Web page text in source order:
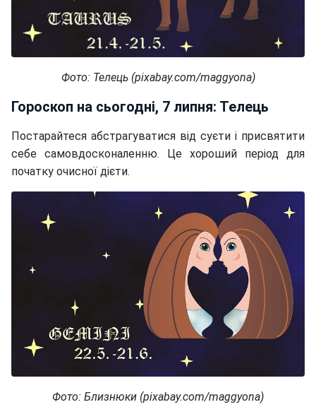
Фото: Телець (pixabay.com/maggyona)
Гороскоп на сьогодні, 7 липня: Телець
Постарайтеся абстрагуватися від суєти і присвятити
себе самовдосконаленню. Це хороший період для
початку очисної дієти.
Фото: Близнюки (pixabay.com/maggyona)